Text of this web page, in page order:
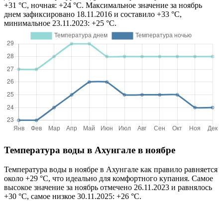
+31 °C, ночная: +24 °C. Максимальное значение за ноябрь
днем зафиксировано 18.11.2016 и составило +33 °C,
минимальное 23.11.2023: +25 °C.
Температура воды в Ахунгале в ноябре
Температура воды в ноябре в Ахунгале как правило равняется
около +29 °C, что идеально для комфортного купания. Самое
высокое значение за ноябрь отмечено 26.11.2023 и равнялось
+30 °C, самое низкое 30.11.2025: +26 °C.